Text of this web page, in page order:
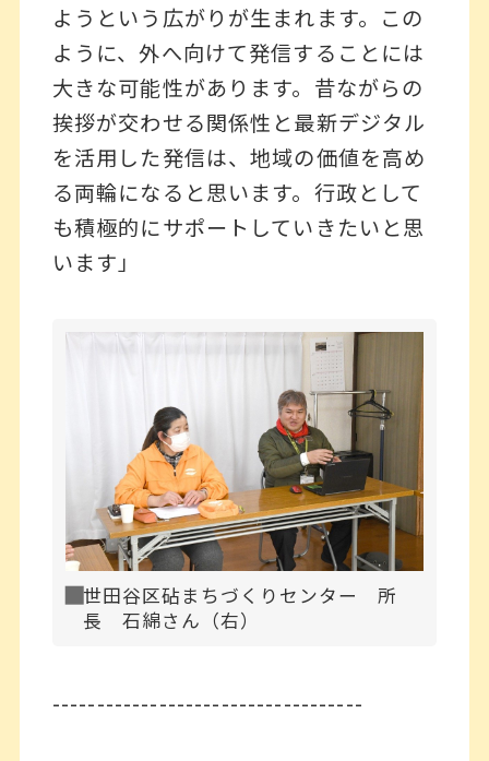
ようという広がりが生まれます。この
ように、外へ向けて発信することには
大きな可能性があります。昔ながらの
挨拶が交わせる関係性と最新デジタル
を活用した発信は、地域の価値を高め
る両輪になると思います。行政として
も積極的にサポートしていきたいと思
います」
世田谷区砧まちづくりセンター 所
長 石綿さん（右）
-----------------------------------